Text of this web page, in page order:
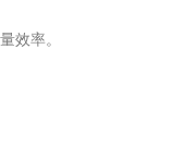
效率。